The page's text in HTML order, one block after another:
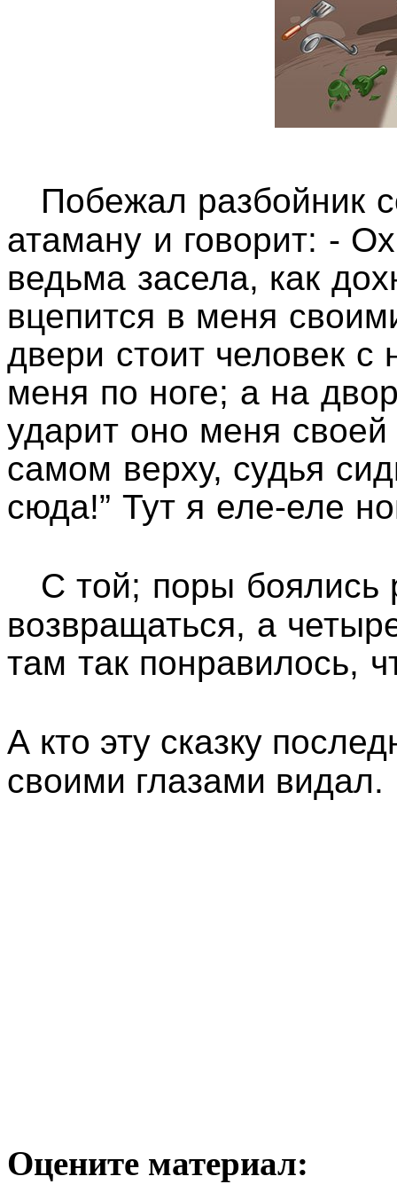
Побежал разбойник
атаману и говорит: -
ведьма засела, как
вцепится в меня
двери стоит человек с
меня по ноге; а на
ударит оно меня
самом верху, судья
сюда!” Тут я еле-еле
С той; поры боялись
возвращаться, а
там так понравилось,
А кто эту сказку
своими глазами видал.
Оцените материал: